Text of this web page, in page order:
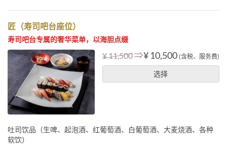
匠（寿司吧台座位）
寿司吧台专属的奢华菜单，以海胆点缀
¥ 11,500⇒¥ 10,500 (含税、服务费)
选择
吐司饮品（生啤、起泡酒、红葡萄酒、白葡萄酒、大麦烧酒、各种
软饮）